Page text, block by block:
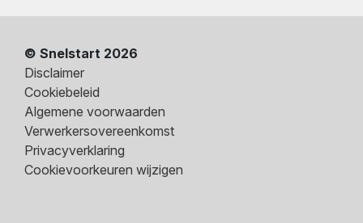
© Snelstart 2026
Disclaimer
Cookiebeleid
Algemene voorwaarden
Verwerkersovereenkomst
Privacyverklaring
Cookievoorkeuren wijzigen